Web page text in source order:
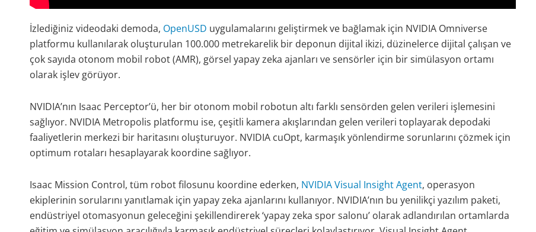
İzlediğiniz videodaki demoda, OpenUSD uygulamalarını geliştirmek ve bağlamak için NVIDIA Omniverse
platformu kullanılarak oluşturulan 100.000 metrekarelik bir deponun dijital ikizi, düzinelerce dijital çalışan ve
çok sayıda otonom mobil robot (AMR), görsel yapay zeka ajanları ve sensörler için bir simülasyon ortamı
olarak işlev görüyor.
NVIDIA’nın Isaac Perceptor’ü, her bir otonom mobil robotun altı farklı sensörden gelen verileri işlemesini
sağlıyor. NVIDIA Metropolis platformu ise, çeşitli kamera akışlarından gelen verileri toplayarak depodaki
faaliyetlerin merkezi bir haritasını oluşturuyor. NVIDIA cuOpt, karmaşık yönlendirme sorunlarını çözmek için
optimum rotaları hesaplayarak koordine sağlıyor.
Isaac Mission Control, tüm robot filosunu koordine ederken, NVIDIA Visual Insight Agent, operasyon
ekiplerinin sorularını yanıtlamak için yapay zeka ajanlarını kullanıyor. NVIDIA’nın bu yenilikçi yazılım paketi,
endüstriyel otomasyonun geleceğini şekillendirerek ‘yapay zeka spor salonu’ olarak adlandırılan ortamlarda